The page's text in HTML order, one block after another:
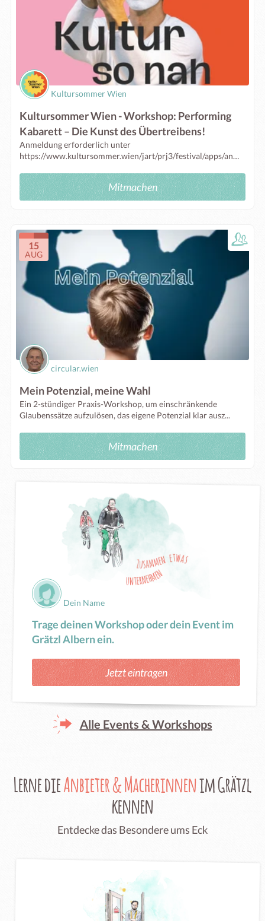
Kultursommer Wien
Kultursommer Wien - Workshop: Performing
Kabarett – Die Kunst des Übertreibens!
Anmeldung erforderlich unter
https://www.kultursommer.wien/jart/prj3/festival/apps/anmeldung_workshop/anmel...
Mitmachen
15
AUG
circular.wien
Mein Potenzial, meine Wahl
Ein 2-stündiger Praxis-Workshop, um einschränkende
Glaubenssätze aufzulösen, das eigene Potenzial klar ausz...
Mitmachen
Dein Name
Trage deinen Workshop oder dein Event im
Grätzl Albern ein.
Jetzt eintragen
Alle Events & Workshops
Lerne dieAnbieter & Macherinnenim Grätzl
kennen
Entdecke das Besondere ums Eck